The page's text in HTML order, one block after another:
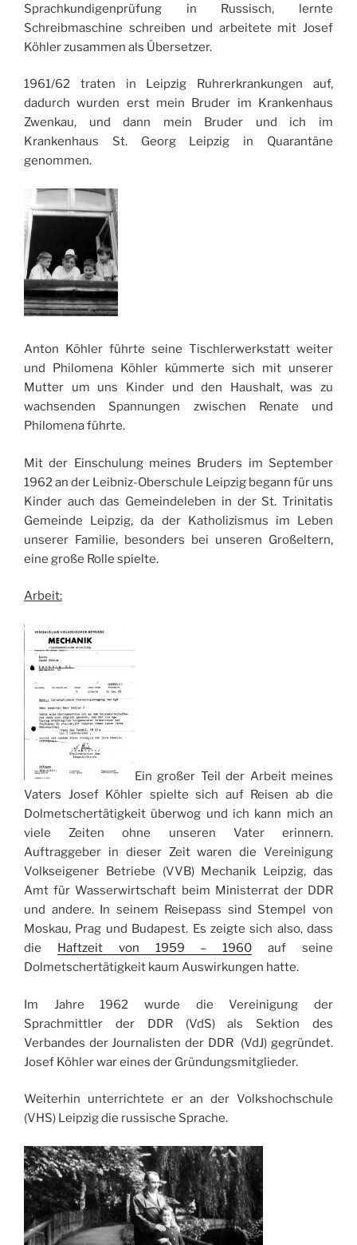
Sprachkundigenprüfung in Russisch, lernte
Schreibmaschine schreiben und arbeitete mit Josef
Köhler zusammen als Übersetzer.
1961/62 traten in Leipzig Ruhrerkrankungen auf,
dadurch wurden erst mein Bruder im Krankenhaus
Zwenkau, und dann mein Bruder und ich im
Krankenhaus St. Georg Leipzig in Quarantäne
genommen.
Anton Köhler führte seine Tischlerwerkstatt weiter
und Philomena Köhler kümmerte sich mit unserer
Mutter um uns Kinder und den Haushalt, was zu
wachsenden Spannungen zwischen Renate und
Philomena führte.
Mit der Einschulung meines Bruders im September
1962 an der Leibniz-Oberschule Leipzig begann für uns
Kinder auch das Gemeindeleben in der St. Trinitatis
Gemeinde Leipzig, da der Katholizismus im Leben
unserer Familie, besonders bei unseren Großeltern,
eine große Rolle spielte.
Arbeit:
Ein großer Teil der Arbeit meines
Vaters Josef Köhler spielte sich auf Reisen ab die
Dolmetschertätigkeit überwog und ich kann mich an
viele Zeiten ohne unseren Vater erinnern.
Auftraggeber in dieser Zeit waren die Vereinigung
Volkseigener Betriebe (VVB) Mechanik Leipzig, das
Amt für Wasserwirtschaft beim Ministerrat der DDR
und andere. In seinem Reisepass sind Stempel von
Moskau, Prag und Budapest. Es zeigte sich also, dass
die
Haftzeit von 1959 – 1960 auf seine
Dolmetschertätigkeit kaum Auswirkungen hatte.
Im Jahre 1962 wurde die Vereinigung der
Sprachmittler der DDR (VdS) als Sektion des
Verbandes der Journalisten der DDR (VdJ) gegründet.
Josef Köhler war eines der Gründungsmitglieder.
Weiterhin unterrichtete er an der Volkshochschule
(VHS) Leipzig die russische Sprache.